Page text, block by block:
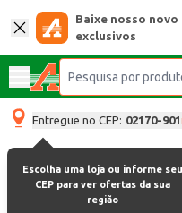
Baixe nosso novo
exclusivos
Entregue no CEP: 02170-901
Escolha uma loja ou informe seu
CEP para ver ofertas da sua
região